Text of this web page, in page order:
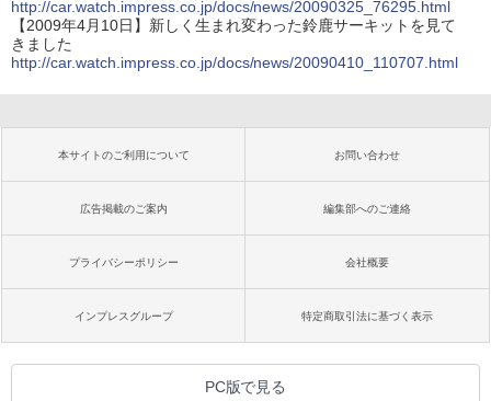
http://car.watch.impress.co.jp/docs/news/20090325_76295.html
【2009年4月10日】新しく生まれ変わった鈴鹿サーキットを見て
きました
http://car.watch.impress.co.jp/docs/news/20090410_110707.html
本サイトのご利用について お問い合わせ
広告掲載のご案内 編集部へのご連絡
プライバシーポリシー 会社概要
インプレスグループ 特定商取引法に基づく表示
PC版で見る